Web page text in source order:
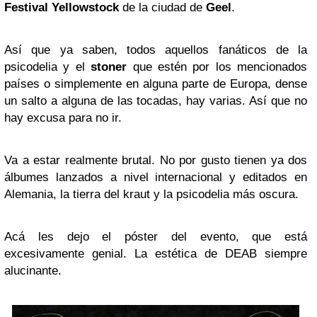
Festival Yellowstockde la ciudad de Geel.
Así que ya saben, todos aquellos fanáticos de la
psicodelia y elstoner que estén por los mencionados
países o simplemente en alguna parte de Europa, dense
un salto a alguna de las tocadas, hay varias. Así que no
hay excusa para no ir.
Va a estar realmente brutal. No por gusto tienen ya dos
álbumes lanzados a nivel internacional y editados en
Alemania, la tierra del kraut y la psicodelia más oscura.
Acá les dejo el póster del evento, que está
excesivamente genial. La estética de DEAB siempre
alucinante.